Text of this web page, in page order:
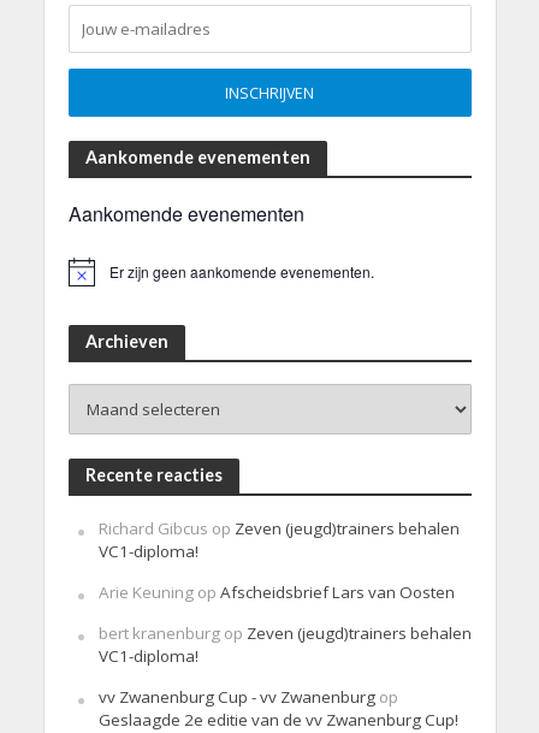
Aankomende evenementen
Aankomende evenementen
Er zijn geen aankomende evenementen.
Archieven
Recente reacties
Richard Gibcus op Zeven (jeugd)trainers behalen
VC1-diploma!
Arie Keuningop Afscheidsbrief Lars van Oosten
bert kranenburgop Zeven (jeugd)trainers behalen
VC1-diploma!
vv Zwanenburg Cup - vv Zwanenburgop
Geslaagde 2e editie van de vv Zwanenburg Cup!